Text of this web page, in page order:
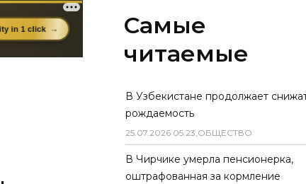
Самые
читаемые
В Узбекистане продолжает
рождаемость
25.07.2026 05:23,ОБЩЕСТВО
В Чирчике умерла пенсионерка,
оштрафованная за кормление